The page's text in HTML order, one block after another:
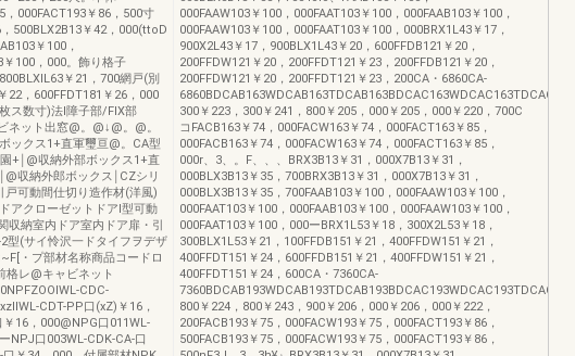
，000FACT193￥86，500寸
500BLX2B13￥42，000(ttoD
￥100，
￥100，000。飾り格子
￥21，700網戸(別
22，600FFDT181￥26，000
ス数寸)法I障子部/FIX部
ット出窓@。@↓@。@。
ックス1+直軍璽亘@。CA型
+￨@収納外部ボックス1+直
収納外郎ボックス￨CZシリ
可動間仕切り造作材(洋風)
アクローゼットドアI型可動
収納室内ドア室内ドア扉・引
型(サイ怜沢一ドタイフヲデザ
・プ部材名称商品コードロ
格レ@キャビネット
CDC-
CDT-PP口(xZ)￥16，
16，000@NPG口011WL-
NPJ口003WL-CDK-CA-口
000FAAW103￥100，000FAAT103￥100，000FAAB103￥100，
000FAAW103￥100，000FAAT103￥100，000BRX1L43￥17，
900X2L43￥17，900BLX1L43￥20，600FFDB121￥20，
200FFDW121￥20，200FFDT121￥23，200FFDB121￥20，
200FFDW121￥20，200FFDT121￥23，200CA・6860CA-
300￥223，300￥241，800￥205，000￥205，000￥220，700C
コFACB163￥74，000FACW163￥74，000FACT163￥85，
000FACB163￥74，000FACW163￥74，000FACT163￥85，
000r、3、。F、、、BRX3B13￥31，000X7B13￥31，
000BLX3B13￥35，700BRX3B13￥31，000X7B13￥31，
000BLX3B13￥35，700FAAB103￥100，000FAAW103￥100，
000FAAT103￥100，000FAAB103￥100，000FAAW103￥100，
000FAAT103￥100，000ーBRX1L53￥18，300X2L53￥18，
300BLX1L53￥21，100FFDB151￥21，400FFDW151￥21，
400FFDT151￥24，600FFDB151￥21，400FFDW151￥21，
400FFDT151￥24，600CA・7360CA-
800￥224，800￥243，900￥206，000￥206，000￥222，
200FACB193￥75，000FACW193￥75，000FACT193￥86，
500FACB193￥75，000FACW193￥75，000FACT193￥86，